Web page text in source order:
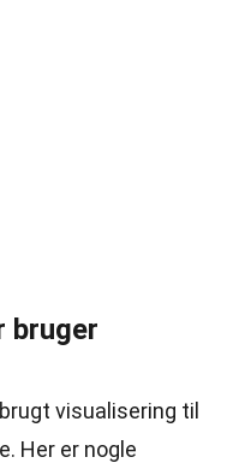
bruger
visualisering til
Her er nogle